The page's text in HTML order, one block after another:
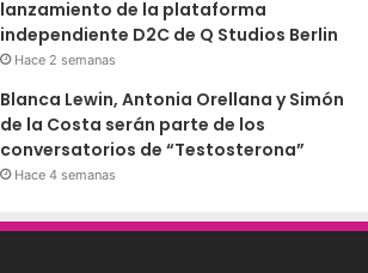
lanzamiento de la plataforma
independiente D2C de Q Studios Berlin
Hace 2 semanas
Blanca Lewin, Antonia Orellana y Simón
de la Costa serán parte de los
conversatorios de “Testosterona”
Hace 4 semanas